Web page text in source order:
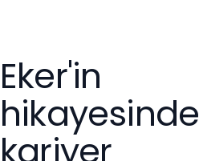
Eker'in
hikayesinde